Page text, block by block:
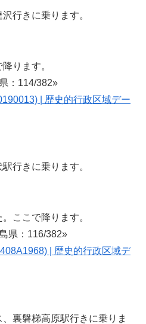
行きに乗ります。
ります。
：114/382»
| 歴史的行政区域デー
行きに乗ります。
ここで降ります。
県：116/382»
| 歴史的行政区域デ
裏磐梯高原駅行きに乗りま